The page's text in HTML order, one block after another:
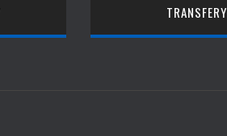
TRANSFERY